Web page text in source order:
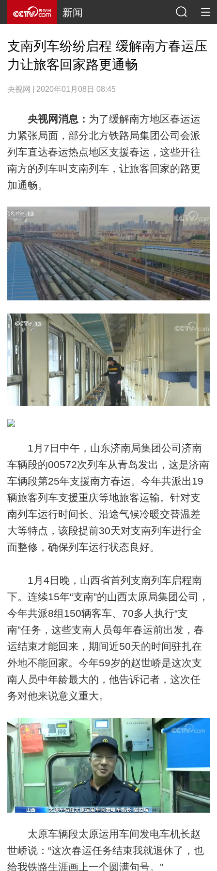
新闻
支南列车纷纷启程 缓解南方春运压
力让旅客回家路更通畅
央视网 | 2020年01月08日 08:45
央视网消息： 为了缓解南方地区春运运
力紧张局面，部分北方铁路局集团公司会派
列车直达春运热点地区支援春运，这些开往
南方的列车叫支南列车，让旅客回家的路更
加通畅。
1月7日中午，山东济南局集团公司济南
车辆段的00572次列车从青岛发出，这是济南
车辆段第25年支援南方春运。今年共派出19
辆旅客列车支援重庆等地旅客运输。针对支
南列车运行时间长、沿途气候冷暖交替温差
大等特点，该段提前30天对支南列车进行全
面整修，确保列车运行状态良好。
1月4日晚，山西省首列支南列车启程南
下。连续15年“支南”的山西太原局集团公司，
今年共派8组150辆客车、70多人执行“支
南”任务，这些支南人员每年春运前出发，春
运结束才能回来，期间近50天的时间驻扎在
外地不能回家。今年59岁的赵世峤是这次支
南人员中年龄最大的，他告诉记者，这次任
务对他来说意义重大。
太原车辆段太原运用车间发电车机长赵
世峤说：“这次春运任务结束我就退休了，也
给我铁路生涯画上一个圆满句号。”